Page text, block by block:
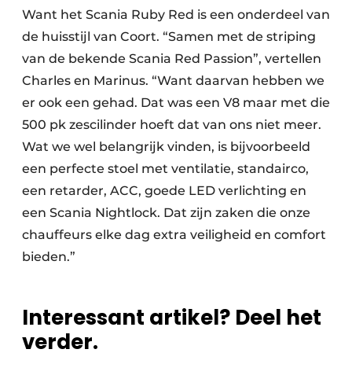
Want het Scania Ruby Red is een onderdeel van
de huisstijl van Coort. “Samen met de striping
van de bekende Scania Red Passion”, vertellen
Charles en Marinus. “Want daarvan hebben we
er ook een gehad. Dat was een V8 maar met die
500 pk zescilinder hoeft dat van ons niet meer.
Wat we wel belangrijk vinden, is bijvoorbeeld
een perfecte stoel met ventilatie, standairco,
een retarder, ACC, goede LED verlichting en
een Scania Nightlock. Dat zijn zaken die onze
chauffeurs elke dag extra veiligheid en comfort
bieden.”
Interessant artikel? Deel het
verder.